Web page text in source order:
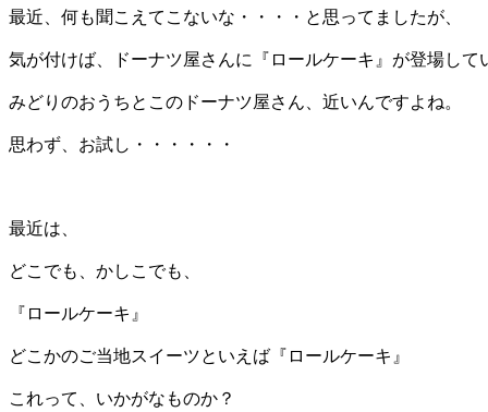
最近、何も聞こえてこないな・・・・と思ってましたが、
気が付けば、ドーナツ屋さんに『ロールケーキ』が登場して
みどりのおうちとこのドーナツ屋さん、近いんですよね。
思わず、お試し・・・・・・
最近は、
どこでも、かしこでも、
『ロールケーキ』
どこかのご当地スイーツといえば『ロールケーキ』
これって、いかがなものか？